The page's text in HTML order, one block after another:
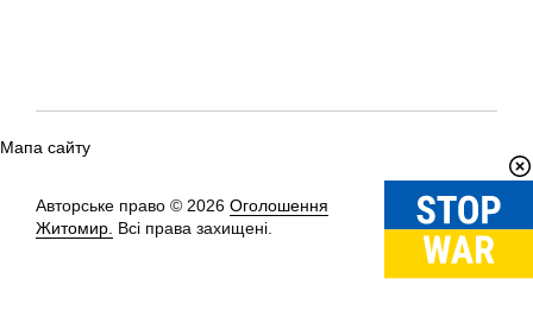
Мапа сайту
Авторське право © 2026 Оголошення
Житомир. Всі права захищені.
Вгору↑